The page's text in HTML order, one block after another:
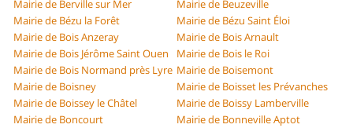
Mairie de Berville sur Mer
Mairie de Beuzeville
Mairie de Bézu la Forêt
Mairie de Bézu Saint Éloi
Mairie de Bois Anzeray
Mairie de Bois Arnault
Mairie de Bois Jérôme Saint Ouen
Mairie de Bois le Roi
Mairie de Bois Normand près Lyre Mairie de Boisemont
Mairie de Boisney
Mairie de Boisset les Prévanches
Mairie de Boissey le Châtel
Mairie de Boissy Lamberville
Mairie de Boncourt
Mairie de Bonneville Aptot